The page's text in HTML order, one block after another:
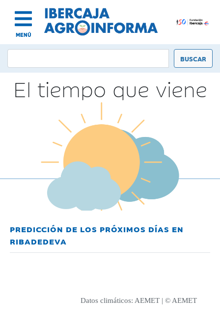
MENÚ
El tiempo que viene
PREDICCIÓN DE LOS PRÓXIMOS DÍAS EN
RIBADEDEVA
Datos climáticos: AEMET | © AEMET